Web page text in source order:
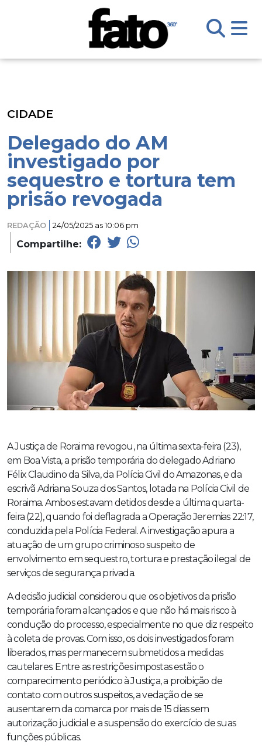
CIDADE
Delegado do AM
investigado por
sequestro e tortura tem
prisão revogada
REDAÇÃO 24/05/2025 as 10:06 pm
Compartilhe:
A Justiça de Roraima revogou, na última sexta-feira (23),
em Boa Vista, a prisão temporária do delegado Adriano
Félix Claudino da Silva, da Polícia Civil do Amazonas, e da
escrivã Adriana Souza dos Santos, lotada na Polícia Civil de
Roraima. Ambos estavam detidos desde a última quarta-
feira (22), quando foi deflagrada a Operação Jeremias 22:17,
conduzida pela Polícia Federal. A investigação apura a
atuação de um grupo criminoso suspeito de
envolvimento em sequestro, tortura e prestação ilegal de
serviços de segurança privada.
A decisão judicial considerou que os objetivos da prisão
temporária foram alcançados e que não há mais risco à
condução do processo, especialmente no que diz respeito
à coleta de provas. Com isso, os dois investigados foram
liberados, mas permanecem submetidos a medidas
cautelares. Entre as restrições impostas estão o
comparecimento periódico à Justiça, a proibição de
contato com outros suspeitos, a vedação de se
ausentarem da comarca por mais de 15 dias sem
autorização judicial e a suspensão do exercício de suas
funções públicas.